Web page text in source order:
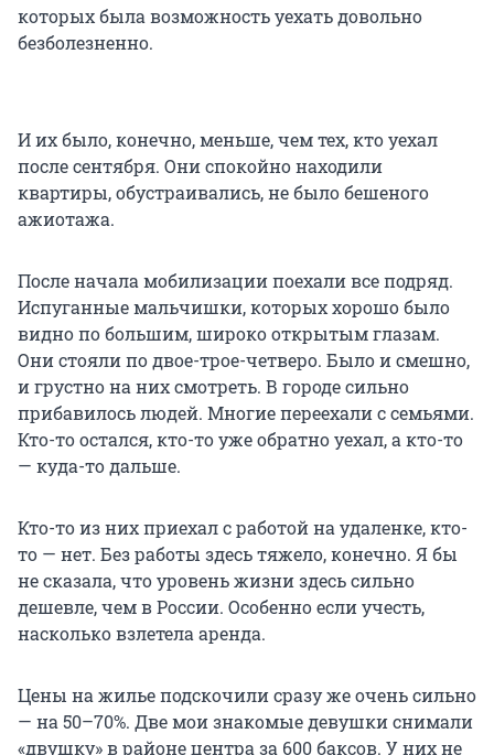
которых была возможность уехать довольно
безболезненно.
И их было, конечно, меньше, чем тех, кто уехал
после сентября. Они спокойно находили
квартиры, обустраивались, не было бешеного
ажиотажа.
После начала мобилизации поехали все подряд.
Испуганные мальчишки, которых хорошо было
видно по большим, широко открытым глазам.
Они стояли по двое-трое-четверо. Было и смешно,
и грустно на них смотреть. В городе сильно
прибавилось людей. Многие переехали с семьями.
Кто-то остался, кто-то уже обратно уехал, а кто-то
— куда-то дальше.
Кто-то из них приехал с работой на удаленке, кто-
то — нет. Без работы здесь тяжело, конечно. Я бы
не сказала, что уровень жизни здесь сильно
дешевле, чем в России. Особенно если учесть,
насколько взлетела аренда.
Цены на жилье подскочили сразу же очень сильно
— на 50–70%. Две мои знакомые девушки снимали
«двушку» в районе центра за 600 баксов. У них не